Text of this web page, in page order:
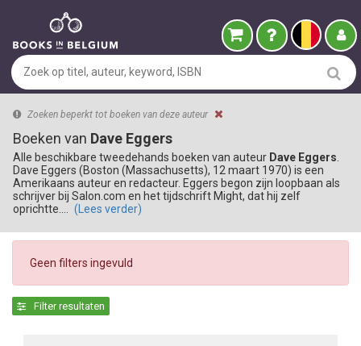
Zoeken beperkt tot boeken van deze auteur
Boeken van Dave Eggers
Alle beschikbare tweedehands boeken van auteur Dave Eggers
Dave Eggers (Boston (Massachusetts), 12 maart 1970) is een
Amerikaans auteur en redacteur. Eggers begon zijn loopbaan als
schrijver bij Salon.com en het tijdschrift Might, dat hij zelf
oprichtte.…
(Lees verder)
Geen filters ingevuld
Filter resultaten